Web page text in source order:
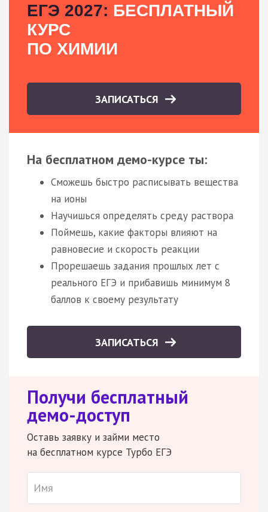
ЕГЭ 2027: БЕСПЛАТНЫЙ
КУРС
ПО ХИМИИ
ЗАПИСАТЬСЯ
На бесплатном демо-курсе ты:
Сможешь быстро расписывать вещества
на ионы
Научишься определять среду раствора
Поймешь, какие факторы влияют на
равновесие и скорость реакции
Прорешаешь задания прошлых лет с
реального ЕГЭ и прибавишь минимум 8
баллов к своему результату
ЗАПИСАТЬСЯ
Получи бесплатный
демо-доступ
Оставь заявку и займи место
на бесплатном курсе Турбо ЕГЭ